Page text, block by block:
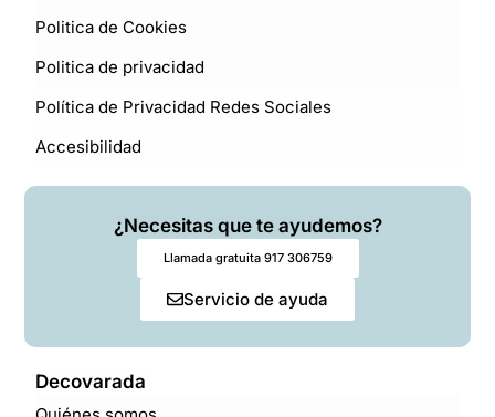
Politica de Cookies
Politica de privacidad
Política de Privacidad Redes Sociales
Accesibilidad
¿Necesitas que te ayudemos?
Llamada gratuita 917 306759
Servicio de ayuda
Decovarada